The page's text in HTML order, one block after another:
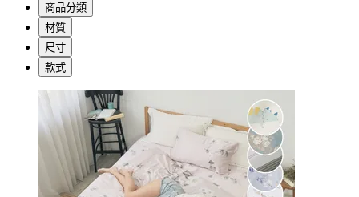
商品分類
材質
尺寸
款式